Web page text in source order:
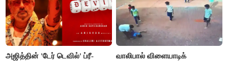
அஜித்தின் 'டேர் டெவில்' ப்ரீ-
வாலிபால் விளையாடிக்